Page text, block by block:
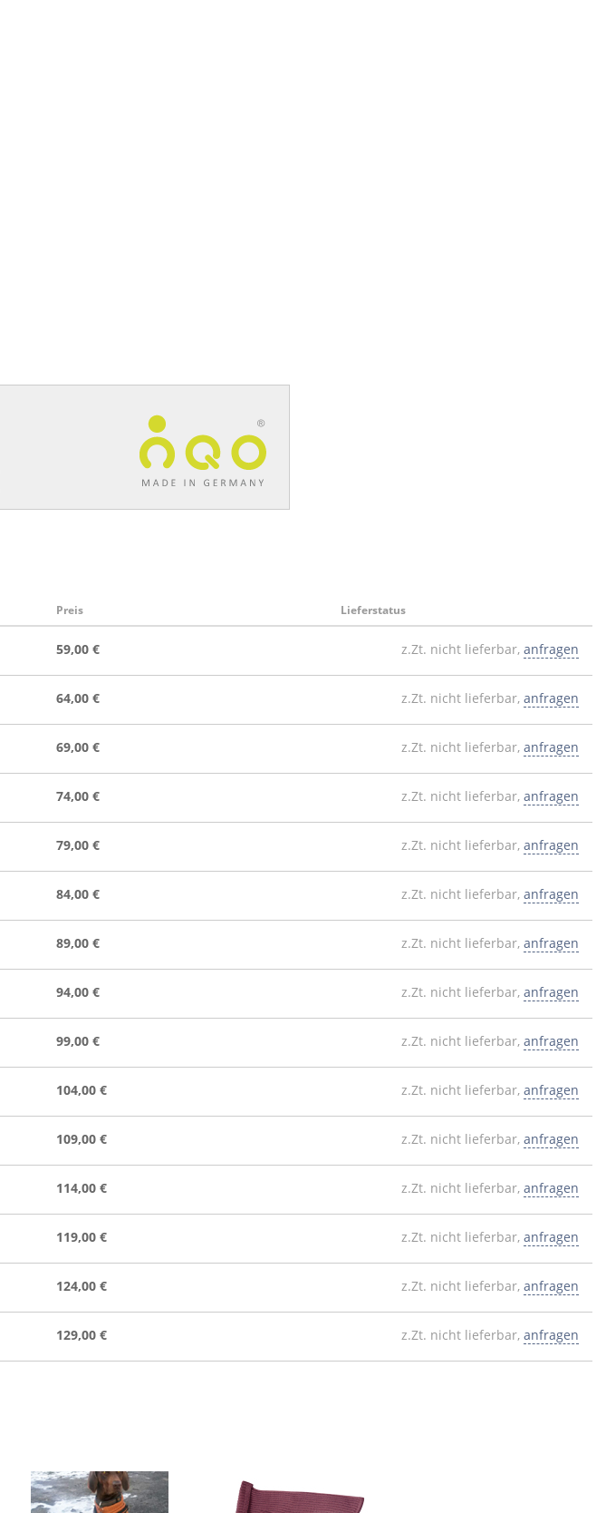
Preis Lieferstatus
59,00 € z.Zt. nicht lieferbar, anfragen
64,00 € z.Zt. nicht lieferbar, anfragen
69,00 € z.Zt. nicht lieferbar, anfragen
74,00 € z.Zt. nicht lieferbar, anfragen
79,00 € z.Zt. nicht lieferbar, anfragen
84,00 € z.Zt. nicht lieferbar, anfragen
89,00 € z.Zt. nicht lieferbar, anfragen
94,00 € z.Zt. nicht lieferbar, anfragen
99,00 € z.Zt. nicht lieferbar, anfragen
104,00 € z.Zt. nicht lieferbar, anfragen
109,00 € z.Zt. nicht lieferbar, anfragen
114,00 € z.Zt. nicht lieferbar, anfragen
119,00 € z.Zt. nicht lieferbar, anfragen
124,00 € z.Zt. nicht lieferbar, anfragen
129,00 € z.Zt. nicht lieferbar, anfragen